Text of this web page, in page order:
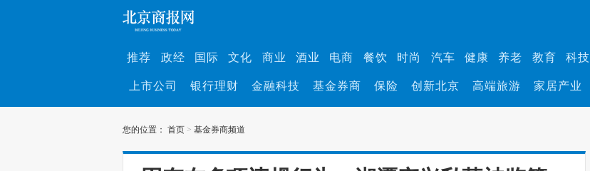
推荐 政经 国际 文化 商业 酒业 电商 餐饮 时尚 汽车 健康 养老 教育 科技
上市公司 银行理财 金融科技 基金券商 保险 创新北京 高端旅游 家居产业
您的位置： 首页 > 基金券商频道